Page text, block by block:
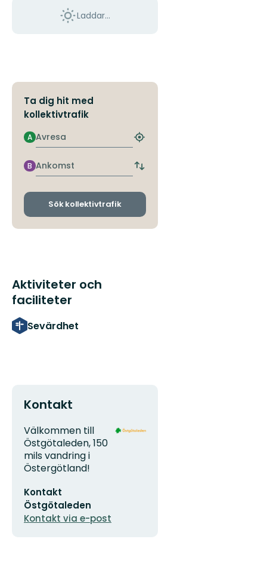
Laddar...
Ta dig hit med
kollektivtrafik
Avresa
A
Hitta
hållplats
Ankomst
B
Byt
och
Sök kollektivtrafik
Aktiviteter och
faciliteter
Sevärdhet
Kontakt
Adress
Välkommen till
Östgötaleden, 150
mils vandring i
Östergötland!
postadress
Kontakt
Östgötaleden
Kontakt via e-post
Organisationens